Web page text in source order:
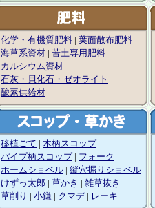
化学・有機質肥料
葉面散布肥料
海草系資材
苦土専用肥料
カルシウム資材
石灰・貝化石・ゼオライト
酸素供給材
移植ごて
木柄スコップ
パイプ柄スコップ
フォーク
ホームショベル
縦穴掘りショベル
けずっ太郎
草かき
雑草抜き
草削り
小鎌 クマデ| レーキ